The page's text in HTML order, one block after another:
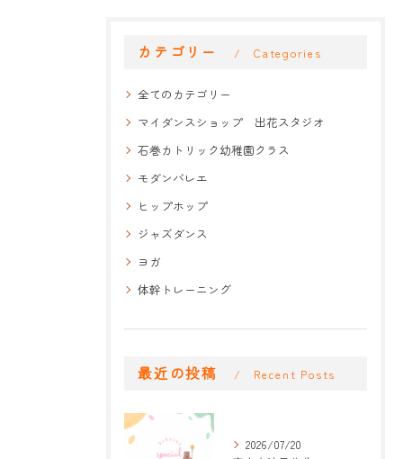
カテゴリー Categories
全てのカテゴリー
マイダンスショップ 出花スタジオ
石巻カトリック幼稚園クラス
モダンバレエ
ヒップホップ
ジャズダンス
ヨガ
体幹トレーニング
最近の投稿 Recent Posts
2026/07/20